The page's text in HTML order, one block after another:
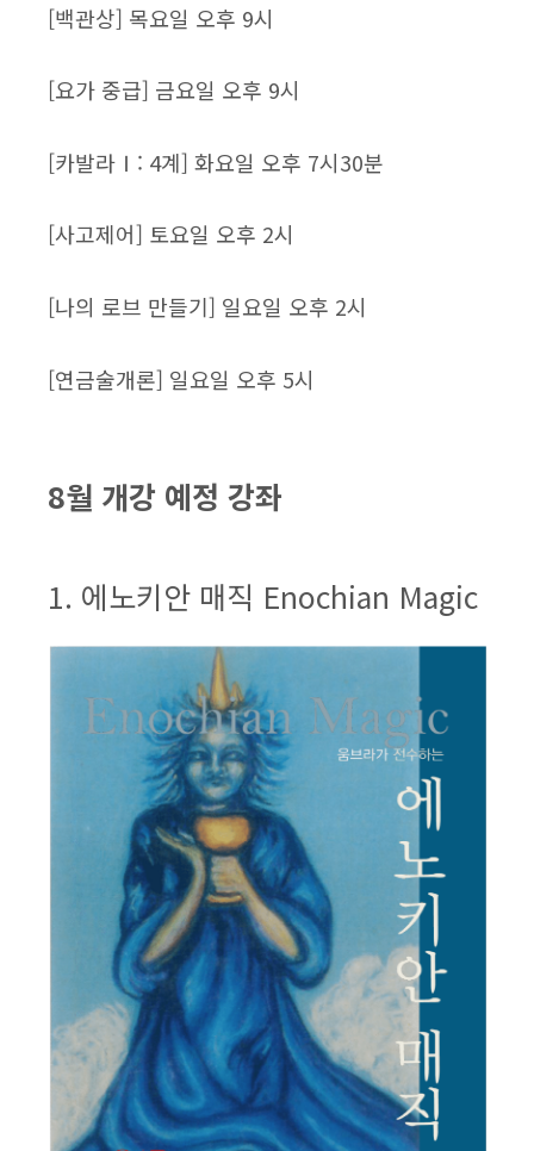
[백관상] 목요일 오후 9시
[요가 중급] 금요일 오후 9시
[카발라Ⅰ: 4계] 화요일 오후 7시30분
[사고제어] 토요일 오후 2시
[나의 로브 만들기] 일요일 오후 2시
[연금술개론] 일요일 오후 5시
8월 개강 예정 강좌
1. 에노키안 매직 Enochian Magic